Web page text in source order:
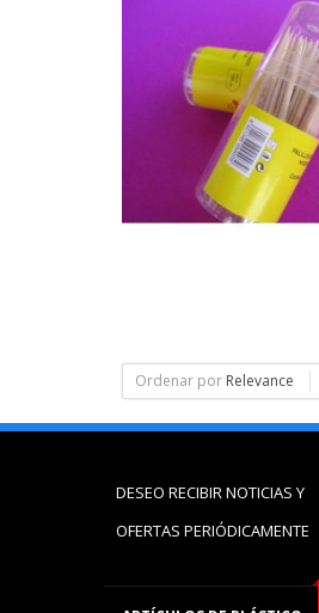
Ordenar por Relevance
DESEO RECIBIR NOTICIAS Y
OFERTAS PERIÓDICAMENTE